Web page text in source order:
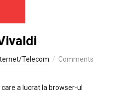
Telecom
Comments
a lucrat la browser-ul